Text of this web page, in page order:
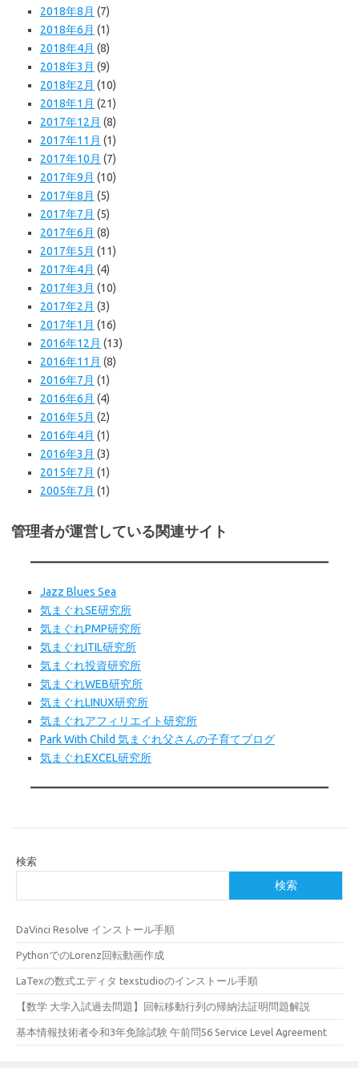
2018年8月 (7)
2018年6月 (1)
2018年4月 (8)
2018年3月 (9)
2018年2月 (10)
2018年1月 (21)
2017年12月 (8)
2017年11月 (1)
2017年10月 (7)
2017年9月 (10)
2017年8月 (5)
2017年7月 (5)
2017年6月 (8)
2017年5月 (11)
2017年4月 (4)
2017年3月 (10)
2017年2月 (3)
2017年1月 (16)
2016年12月 (13)
2016年11月 (8)
2016年7月 (1)
2016年6月 (4)
2016年5月 (2)
2016年4月 (1)
2016年3月 (3)
2015年7月 (1)
2005年7月 (1)
管理者が運営している関連サイト
Jazz Blues Sea
気まぐれSE研究所
気まぐれPMP研究所
気まぐれITIL研究所
気まぐれ投資研究所
気まぐれWEB研究所
気まぐれLINUX研究所
気まぐれアフィリエイト研究所
Park With Child 気まぐれ父さんの子育てブログ
気まぐれEXCEL研究所
検索
検索
DaVinci Resolve インストール手順
PythonでのLorenz回転動画作成
LaTexの数式エディタ texstudioのインストール手順
【数学 大学入試過去問題】回転移動行列の帰納法証明問題解説
基本情報技術者令和3年免除試験 午前問56 Service Level Agreement